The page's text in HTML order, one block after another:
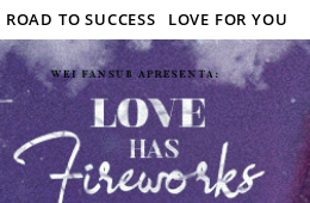
ROAD TO SUCCESS LOVE FOR YOU